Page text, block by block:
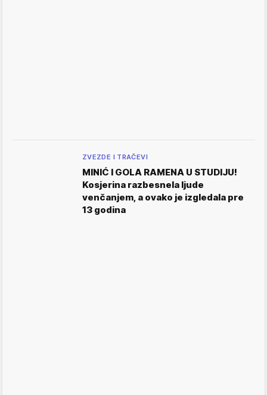
ZVEZDE I TRAČEVI
MINIĆ I GOLA RAMENA U STUDIJU!
Kosjerina razbesnela ljude
venčanjem, a ovako je izgledala pre
13 godina